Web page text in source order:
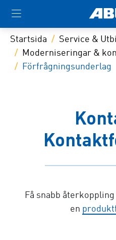
Startsida
Service &
Moderniseringar &
Förfrågningsunderlag
Få snabb
en